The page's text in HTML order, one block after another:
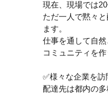
現在、現場では
ただ一人で黙々
ます。
仕事を通して自
コミュニティを
✅様々な企業を
配達先は都内の多